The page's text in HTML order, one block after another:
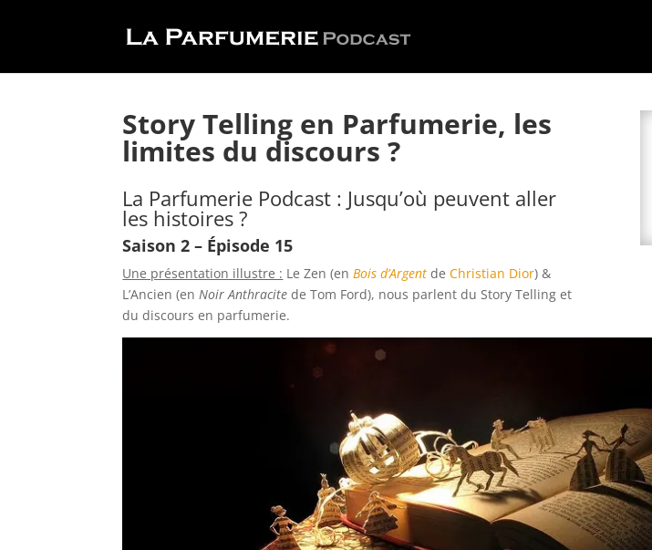
Story Telling en Parfumerie, les
limites du discours ?
La Parfumerie Podcast : Jusqu’où peuvent aller
les histoires ?
Saison 2 – Épisode 15
Une présentation illustre : Le Zen (en Bois d’Argent deChristian Dior) &
L’Ancien (en Noir Anthracitede Tom Ford), nous parlent du Story Telling et
du discours en parfumerie.